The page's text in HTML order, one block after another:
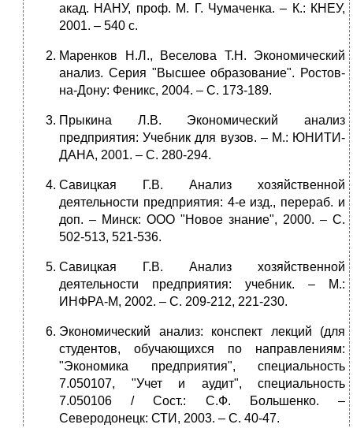
акад. НАНУ, проф. М. Г. Чумаченка. – К.: КНЕУ,
2001. – 540 с.
Маренков Н.Л., Веселова Т.Н. Экономический
анализ. Серия "Высшее образование". Ростов-
на-Дону: Феникс, 2004. – С. 173-189.
Прыкина Л.В. Экономический анализ
предприятия: Учебник для вузов. – М.: ЮНИТИ-
ДАНА, 2001. – С. 280-294.
Савицкая Г.В. Анализ хозяйственной
деятельности предприятия: 4-е изд., перераб. и
доп. – Минск: ООО "Новое знание", 2000. – С.
502-513, 521-536.
Савицкая Г.В. Анализ хозяйственной
деятельности предприятия: учебник. – М.:
ИНФРА-М, 2002. – С. 209-212, 221-230.
Экономический анализ: конспект лекций (для
студентов, обучающихся по направлениям:
"Экономика предприятия", специальность
7.050107, "Учет и аудит", специальность
7.050106 / Сост.: С.Ф. Большенко. –
Северодонецк: СТИ, 2003. – С. 40-47.